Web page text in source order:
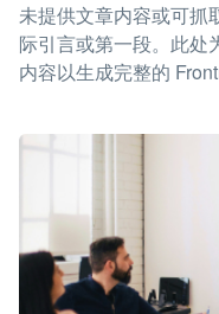
未提供文章内容或可抓
际引言或第一段。此处
内容以生成完整的